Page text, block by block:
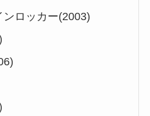
ロッカー(2003)